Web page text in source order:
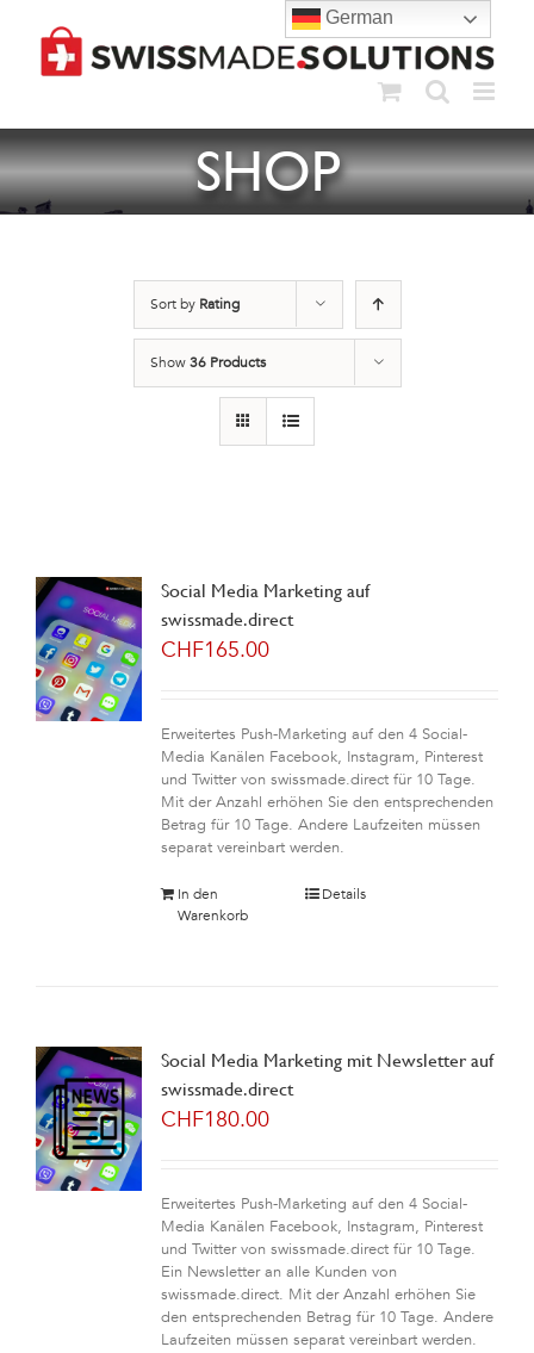
content
SHOP
Sort by Rating
Show36 Products
Social Media Marketing auf
swissmade.direct
CHF165.00
Erweitertes Push-Marketing auf den 4 Social-
Media Kanälen Facebook, Instagram, Pinterest
und Twitter von swissmade.direct für 10 Tage.
Mit der Anzahl erhöhen Sie den entsprechenden
Betrag für 10 Tage. Andere Laufzeiten müssen
separat vereinbart werden.
In den
Warenkorb
Details
Social Media Marketing mit Newsletter auf
swissmade.direct
CHF180.00
Erweitertes Push-Marketing auf den 4 Social-
Media Kanälen Facebook, Instagram, Pinterest
und Twitter von swissmade.direct für 10 Tage.
Ein Newsletter an alle Kunden von
swissmade.direct. Mit der Anzahl erhöhen Sie
den entsprechenden Betrag für 10 Tage. Andere
Laufzeiten müssen separat vereinbart werden.
German